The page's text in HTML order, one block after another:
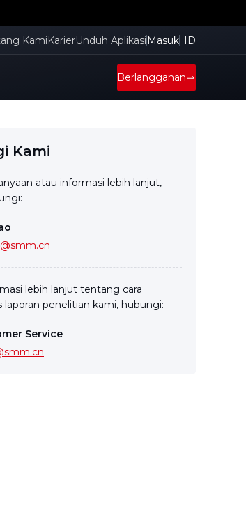
KamiKarierUnduh Aplikasi Masuk ID
Berlangganan
Kami
atau informasi lebih lanjut,
lebih lanjut tentang cara
laporan penelitian kami, hubungi:
Service